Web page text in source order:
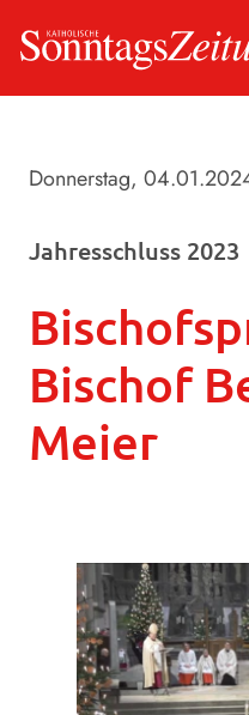
Donnerstag,
Jahresschluss 2023
Bischof
Meier